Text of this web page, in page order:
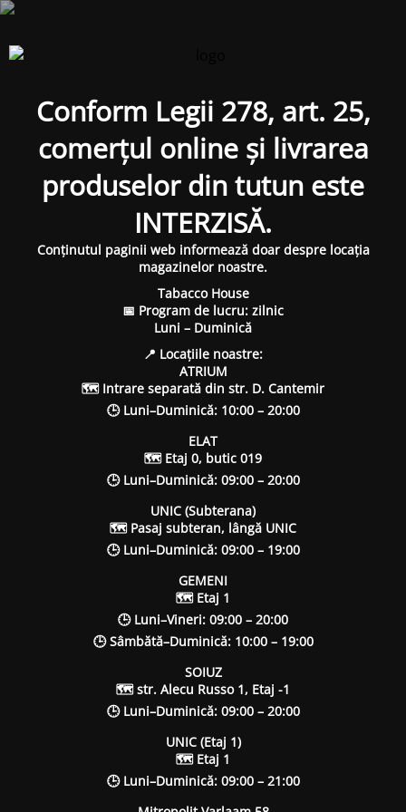
Conform Legii 278, art. 25,
comerțul online și livrarea
produselor din tutun este
INTERZISĂ.
Conținutul paginii web informează doar despre locația
magazinelor noastre.
Tabacco House
📅 Program de lucru: zilnic
Luni – Duminică
📍 Locațiile noastre:
ATRIUM
🗺 Intrare separată din str. D. Cantemir
🕒 Luni–Duminică: 10:00 – 20:00
ELAT
🗺 Etaj 0, butic 019
🕒 Luni–Duminică: 09:00 – 20:00
UNIC (Subterana)
🗺 Pasaj subteran, lângă UNIC
🕒 Luni–Duminică: 09:00 – 19:00
GEMENI
🗺 Etaj 1
🕒 Luni–Vineri: 09:00 – 20:00
🕒 Sâmbătă–Duminică: 10:00 – 19:00
SOIUZ
🗺 str. Alecu Russo 1, Etaj -1
🕒 Luni–Duminică: 09:00 – 20:00
UNIC (Etaj 1)
🗺 Etaj 1
🕒 Luni–Duminică: 09:00 – 21:00